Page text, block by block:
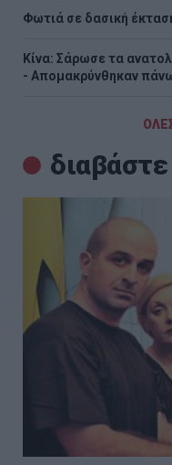
Φωτιά σε δασική
Κίνα: Σάρωσε τα
- Απομακρύνθηκαν